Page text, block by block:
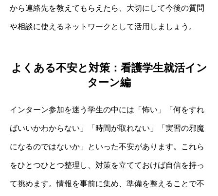
から連絡先を教えてもらえたら、大切にして今後の質問
や相談に使えるネットワークとして活用しましょう。
よくある不安と対策：看護学生就活イン
ターン編
インターン参加を迷う学生の中には「怖い」「何をすれ
ばいいかわからない」「時間が取れない」「実習の邪魔
になるのではないか」といった不安があります。これら
をひとつひとつ整理し、対策を立てておけば自信を持っ
て挑めます。情報を事前に集め、準備を整えることで不